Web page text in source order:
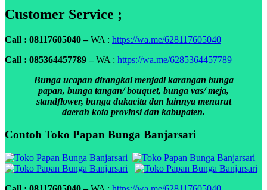
Customer Service ;
Call : 08117605040 –WA : https://wa.me/628117605040
Call : 085364457789 –WA : https://wa.me/6285364457789
Bunga ucapan dirangkai menjadi karangan bunga
papan, bunga tangan/ bouquet, bunga vas/ meja,
standflower, bunga dukacita dan lainnya menurut
daerah kota provinsi dan kabupaten.
Contoh Toko Papan Bunga Banjarsari